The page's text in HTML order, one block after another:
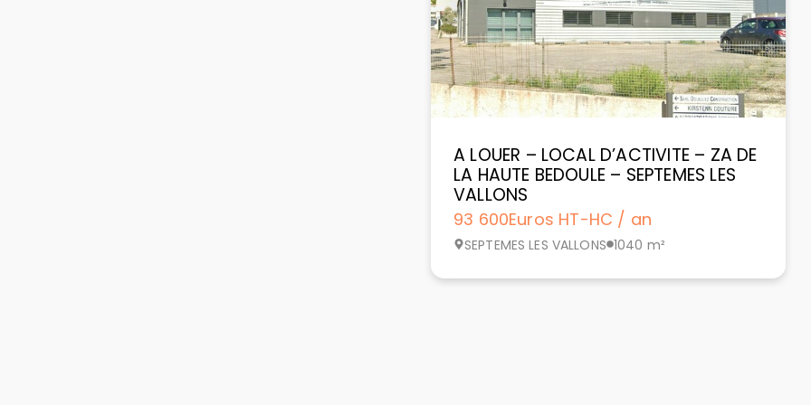
A LOUER – LOCAL D’ACTIVITE – ZA DE
LA HAUTE BEDOULE – SEPTEMES LES
VALLONS
93 600Euros HT-HC / an
SEPTEMES LES VALLONS 1040 m²